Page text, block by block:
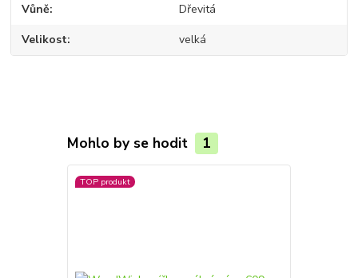
Vůně Dřevitá
Velikost velká
Mohlo by se hodit 1
TOP produkt